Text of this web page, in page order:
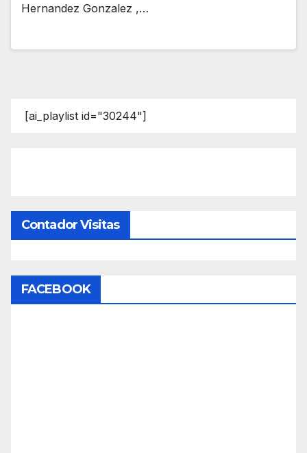
Hernandez Gonzalez ,…
[ai_playlist id="30244"]
Contador Visitas
FACEBOOK